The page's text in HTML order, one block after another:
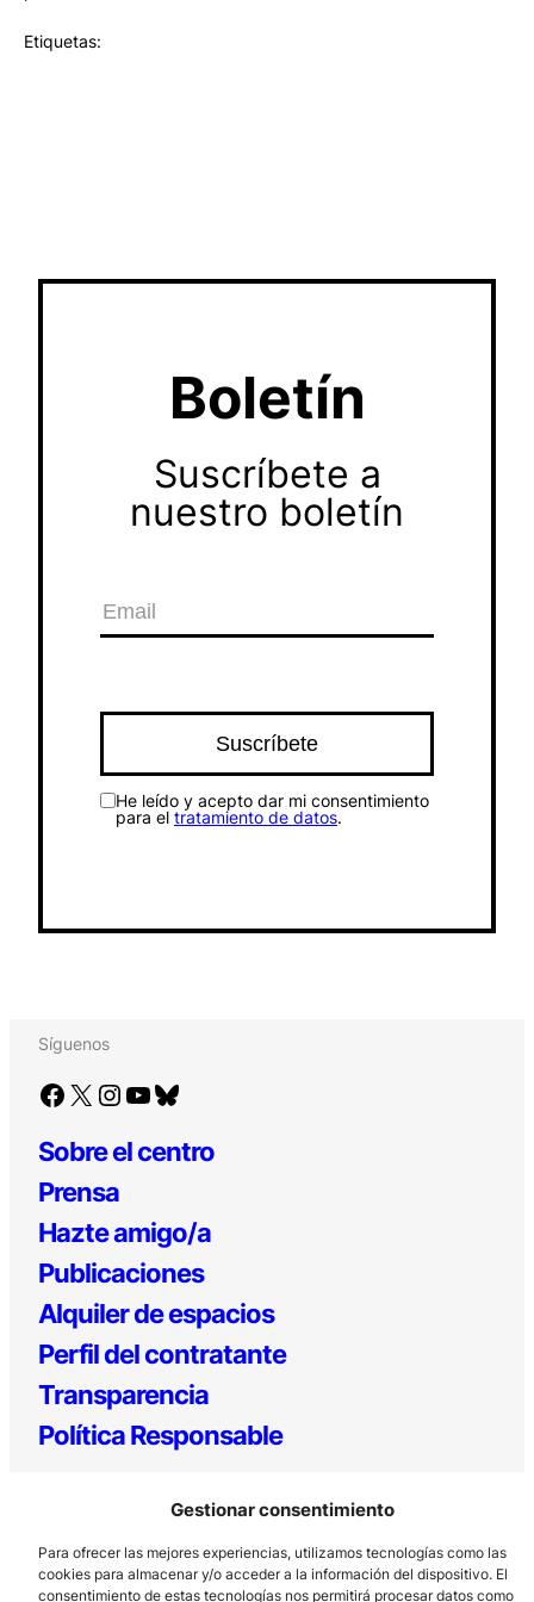
Gestionar consentimiento
Para ofrecer las mejores experiencias, utilizamos tecnologías como las
cookies para almacenar y/o acceder a la información del dispositivo. El
consentimiento de estas tecnologías nos permitirá procesar datos como
Etiquetas:
Boletín
Suscríbete a
nuestro boletín
He leído y acepto dar mi consentimiento
para el tratamiento de datos.
Síguenos
Facebook X Instagram YouTube Bluesky
Sobre el centro
Prensa
Hazte amigo/a
Publicaciones
Alquiler de espacios
Perfil del contratante
Transparencia
Política Responsable